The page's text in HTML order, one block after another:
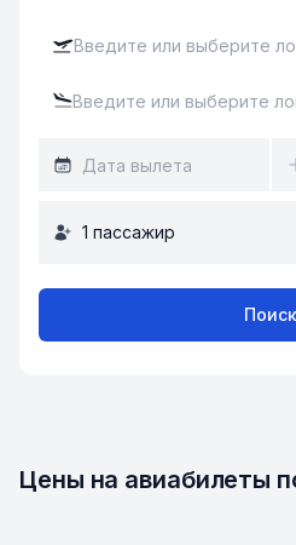
1 пассажир
Поиск
Цены на авиабилеты